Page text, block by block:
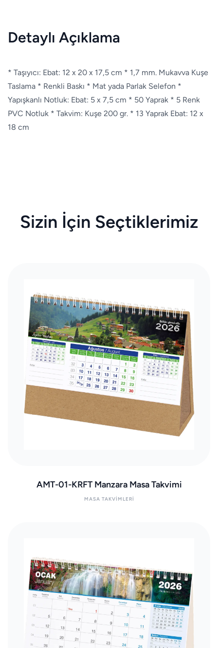
Detaylı Açıklama
* Taşıyıcı: Ebat: 12 x 20 x 17,5 cm * 1,7 mm. Mukavva Kuşe
Taslama * Renkli Baskı * Mat yada Parlak Selefon *
Yapışkanlı Notluk: Ebat: 5 x 7,5 cm * 50 Yaprak * 5 Renk
PVC Notluk * Takvim: Kuşe 200 gr. * 13 Yaprak Ebat: 12 x
18 cm
Sizin İçin Seçtiklerimiz
AMT-01-KRFT Manzara Masa Takvimi
MASA TAKVIMLERI